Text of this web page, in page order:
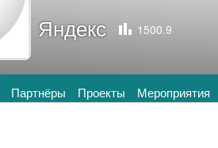
Яндекс 1500.9
Партнёры Проекты Мероприятия